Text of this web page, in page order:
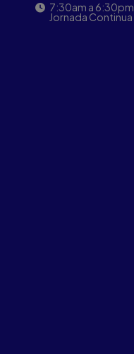
7:30am a 6:30pm
Jornada Continua